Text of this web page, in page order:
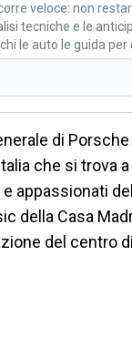
veloce: non
tecniche e le
le auto le guida per
di
che si trova
appassionati
della Casa
del centro